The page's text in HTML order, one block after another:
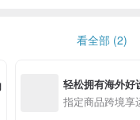
看全部 (2)
轻松拥有海外好
指定商品跨境享